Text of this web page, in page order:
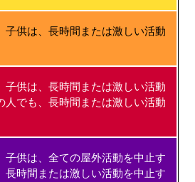
供は、長時間または激しい活動
供は、長時間または激しい活動
でも、長時間または激しい活動
供は、全ての屋外活動を中止す
時間または激しい活動を中止す